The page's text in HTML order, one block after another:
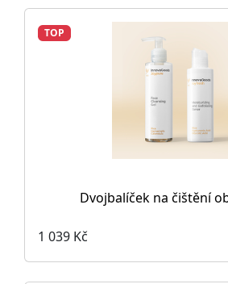
TOP
Dvojbalíček na čištění
1 039 Kč